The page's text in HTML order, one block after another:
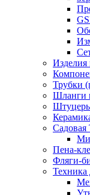
Изделия
Трубки
Шланги
Садовая
Пена-
Фляги-
Техника